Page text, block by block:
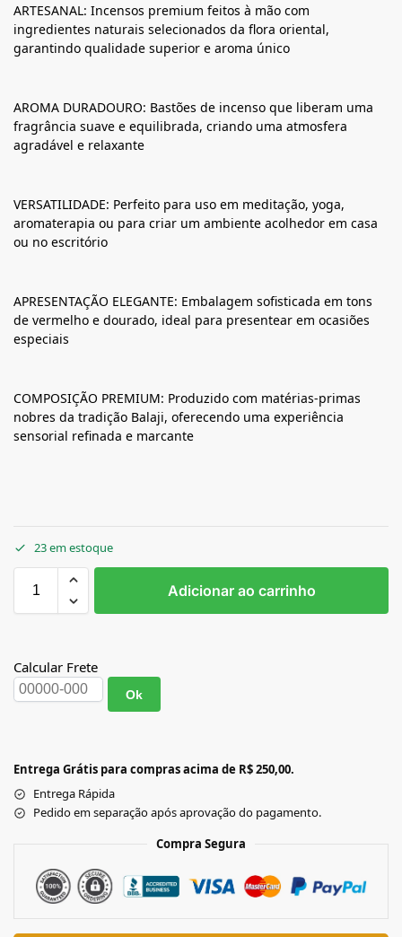
ARTESANAL: Incensos premium feitos à mão com
ingredientes naturais selecionados da flora oriental,
garantindo qualidade superior e aroma único
AROMA DURADOURO: Bastões de incenso que liberam uma
fragrância suave e equilibrada, criando uma atmosfera
agradável e relaxante
VERSATILIDADE: Perfeito para uso em meditação, yoga,
aromaterapia ou para criar um ambiente acolhedor em casa
ou no escritório
APRESENTAÇÃO ELEGANTE: Embalagem sofisticada em tons
de vermelho e dourado, ideal para presentear em ocasiões
especiais
COMPOSIÇÃO PREMIUM: Produzido com matérias-primas
nobres da tradição Balaji, oferecendo uma experiência
sensorial refinada e marcante
23 em estoque
Adicionar ao carrinho
Calcular Frete
Ok
Entrega Grátis para compras acima de R$ 250,00.
Entrega Rápida
Pedido em separação após aprovação do pagamento.
Compra Segura